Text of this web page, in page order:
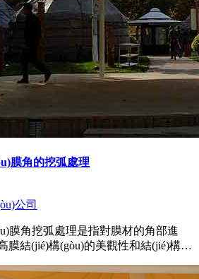
膜角的挖弧處理
公司
膜角挖弧處理是指對膜材的角部進
膜結(jié)構(gòu)的美觀性和結(jié)構
用適當(dāng)?shù)墓ぞ吆头